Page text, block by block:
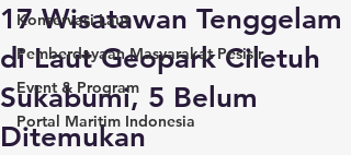
Konservasi Laut
Pemberdayaan Masyarakat Pesisir
Event & Program
Portal Maritim Indonesia
17 Wisatawan Tenggelam
di Laut Geopark Ciletuh
Sukabumi, 5 Belum
Ditemukan